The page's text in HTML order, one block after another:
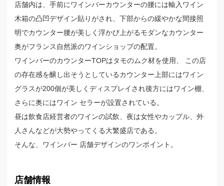
店舗内は、手前にワインバーカウンターの腰には輸入ワイン
木箱の凸凹デザイン貼りがされ、下部からの緩やかな間接照
明でカウンター腰が美しく浮かび上がるモダンなカウンター
奥がフランス自然派のワインショップの配置。
ワインバーのカウンターTOPはタモのムク材を使用、 この店
の存在感を醸し出そうとしているカウンター上部にはワイン
グラスが200個が美しくディスプレイされ後方にはワイン棚、
さらに奥にはワイン セラーが設置されている。
昼は飲食店経営者のワインの試飲、夜は女性やカップル、外
人さんなどが大勢やってくる大繁盛店である。
そんな、ワインバー 店舗デザインのワンポイント。
店舗情報